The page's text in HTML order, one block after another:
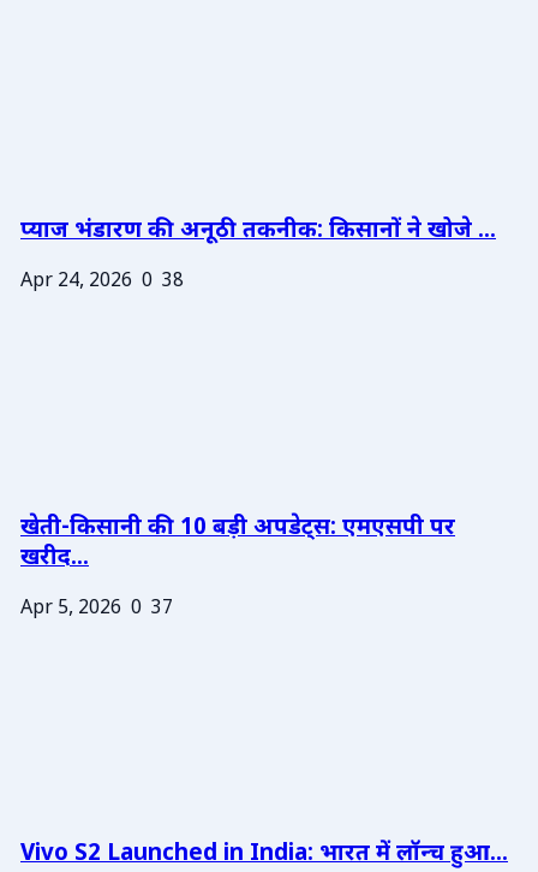
प्याज भंडारण की अनूठी तकनीक: किसानों ने खोजे ...
Apr 24, 2026 0 38
खेती-किसानी की 10 बड़ी अपडेट्स: एमएसपी पर
खरीद...
Apr 5, 2026 0 37
Vivo S2 Launched in India: भारत में लॉन्च हुआ...